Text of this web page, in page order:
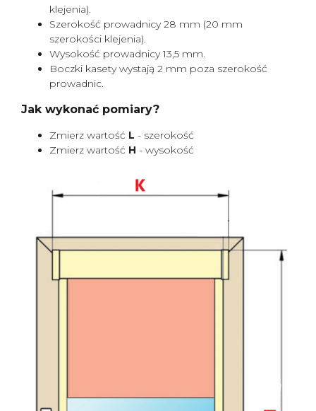
klejenia).
Szerokość prowadnicy 28 mm (20 mm
szerokości klejenia).
Wysokość prowadnicy 13,5 mm.
Boczki kasety wystają 2 mm poza szerokość
prowadnic.
Jak wykonać pomiary?
Zmierz wartość L - szerokość
Zmierz wartość H - wysokość